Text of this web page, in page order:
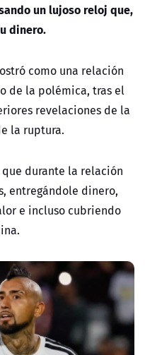
un lujoso reloj que,
dinero.
como una relación
de la polémica, tras el
revelaciones de la
la ruptura.
que durante la relación
entregándole dinero,
e incluso cubriendo